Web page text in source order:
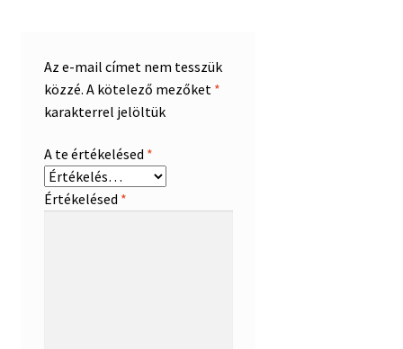
Az e-mail címet nem tesszük
közzé. A kötelező mezőket *
karakterrel jelöltük
A te értékelésed *
Értékelésed *